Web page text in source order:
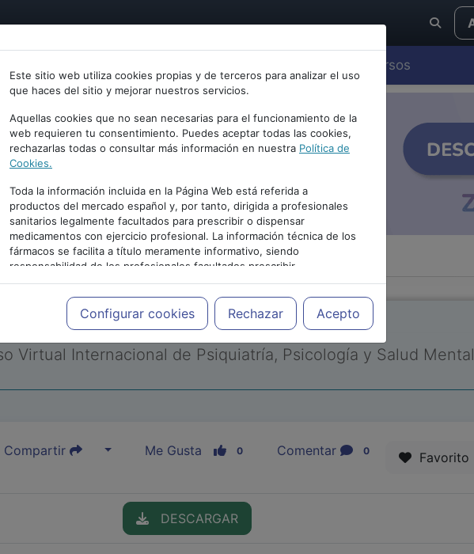
Cursos
Este sitio web utiliza cookies propias y de terceros para analizar el uso
que haces del sitio y mejorar nuestros servicios.
Aquellas cookies que no sean necesarias para el funcionamiento de la
web requieren tu consentimiento. Puedes aceptar todas las cookies,
rechazarlas todas o consultar más información en nuestra Política de
Cookies.
Toda la información incluida en la Página Web está referida a
productos del mercado español y, por tanto, dirigida a profesionales
sanitarios legalmente facultados para prescribir o dispensar
medicamentos con ejercicio profesional. La información técnica de los
fármacos se facilita a título meramente informativo, siendo
responsabilidad de los profesionales facultados prescribir
medicamentos y decidir, en cada caso concreto, el tratamiento más
adecuado a las necesidades del paciente.
Configurar cookies Rechazar Acepto
PUBLICIDAD
Virtual Internacional de Psiquiatría, Psicología y Salud
Compartir Me Gusta 0 Comentar 0 Favorito
DESCARGAR